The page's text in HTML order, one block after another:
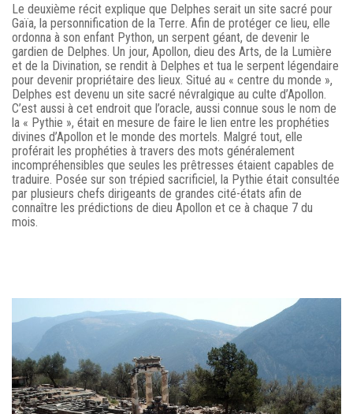
Le deuxième récit explique que Delphes serait un site sacré pour
Gaïa, la personnification de la Terre. Afin de protéger ce lieu, elle
ordonna à son enfant Python, un serpent géant, de devenir le
gardien de Delphes. Un jour, Apollon, dieu des Arts, de la Lumière
et de la Divination, se rendit à Delphes et tua le serpent légendaire
pour devenir propriétaire des lieux. Situé au « centre du monde »,
Delphes est devenu un site sacré névralgique au culte d’Apollon.
C’est aussi à cet endroit que l’oracle, aussi connue sous le nom de
la « Pythie », était en mesure de faire le lien entre les prophéties
divines d’Apollon et le monde des mortels. Malgré tout, elle
proférait les prophéties à travers des mots généralement
incompréhensibles que seules les prêtresses étaient capables de
traduire. Posée sur son trépied sacrificiel, la Pythie était consultée
par plusieurs chefs dirigeants de grandes cité-états afin de
connaître les prédictions de dieu Apollon et ce à chaque 7 du
mois.